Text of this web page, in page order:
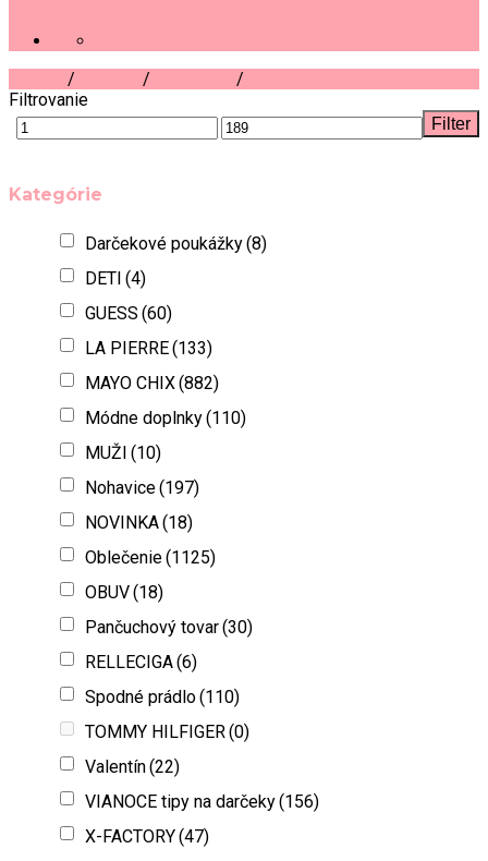
/ / /
Filtrovanie
Kategórie
GUESS (60)
LA PIERRE
(133)
MAYO CHIX(882)
Módne doplnky (110)
MUŽI(10)
Nohavice(197)
NOVINKA(18)
Oblečenie (1125)
OBUV
(18)
Pančuchový tovar
Spodné prádlo
TOMMY HILFIGER
Valentín (22)
VIANOCE tipy na darčeky
X-FACTORY(47)
Produkt Veľkosť